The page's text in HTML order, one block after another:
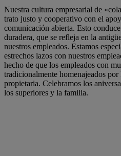
Nuestra cultura empresarial de
trato justo y cooperativo con el
comunicación abierta. Esto
duradera, que se refleja en la
nuestros empleados. Estamos
estrechos lazos con nuestros
hecho de que los empleados con
tradicionalmente homenajeados
propietaria. Celebramos los
los superiores y la familia.